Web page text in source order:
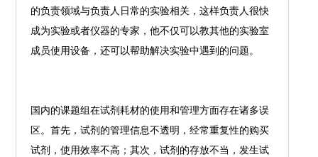
的负责领域与负责人日常的实验相关，这样负责人很快
成为实验或者仪器的专家，他不仅可以教其他的实验室
成员使用设备，还可以帮助解决实验中遇到的问题。
国内的课题组在试剂耗材的使用和管理方面存在诸多误
区。首先，试剂的管理信息不透明，经常重复性的购买
试剂，使用效率不高；其次，试剂的存放不当，发生试